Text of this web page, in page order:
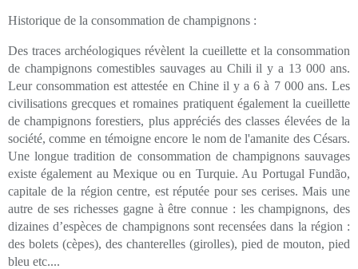
Historique de la consommation de champignons :
Des traces archéologiques révèlent la cueillette et la consommation
de champignons comestibles sauvages au Chili il y a 13 000 ans.
Leur consommation est attestée en Chine il y a 6 à 7 000 ans. Les
civilisations grecques et romaines pratiquent également la cueillette
de champignons forestiers, plus appréciés des classes élevées de la
société, comme en témoigne encore le nom de l'amanite des Césars.
Une longue tradition de consommation de champignons sauvages
existe également au Mexique ou en Turquie. Au Portugal Fundão,
capitale de la région centre, est réputée pour ses cerises. Mais une
autre de ses richesses gagne à être connue : les champignons, des
dizaines d’espèces de champignons sont recensées dans la région :
des bolets (cèpes), des chanterelles (girolles), pied de mouton, pied
bleu etc....